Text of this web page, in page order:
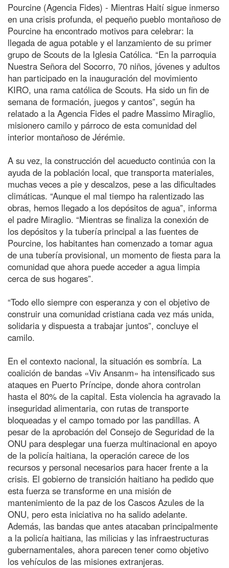
Pourcine (Agencia Fides) - Mientras Haití sigue inmerso
en una crisis profunda, el pequeño pueblo montañoso de
Pourcine ha encontrado motivos para celebrar: la
llegada de agua potable y el lanzamiento de su primer
grupo de Scouts de la Iglesia Católica. “En la parroquia
Nuestra Señora del Socorro, 70 niños, jóvenes y adultos
han participado en la inauguración del movimiento
KIRO, una rama católica de Scouts. Ha sido un fin de
semana de formación, juegos y cantos”, según ha
relatado a la Agencia Fides el padre Massimo Miraglio,
misionero camilo y párroco de esta comunidad del
interior montañoso de Jérémie.
A su vez, la construcción del acueducto continúa con la
ayuda de la población local, que transporta materiales,
muchas veces a pie y descalzos, pese a las dificultades
climáticas. “Aunque el mal tiempo ha ralentizado las
obras, hemos llegado a los depósitos de agua”, informa
el padre Miraglio. “Mientras se finaliza la conexión de
los depósitos y la tubería principal a las fuentes de
Pourcine, los habitantes han comenzado a tomar agua
de una tubería provisional, un momento de fiesta para la
comunidad que ahora puede acceder a agua limpia
cerca de sus hogares”.
“Todo ello siempre con esperanza y con el objetivo de
construir una comunidad cristiana cada vez más unida,
solidaria y dispuesta a trabajar juntos”, concluye el
camilo.
En el contexto nacional, la situación es sombría. La
coalición de bandas «Viv Ansanm» ha intensificado sus
ataques en Puerto Príncipe, donde ahora controlan
hasta el 80% de la capital. Esta violencia ha agravado la
inseguridad alimentaria, con rutas de transporte
bloqueadas y el campo tomado por las pandillas. A
pesar de la aprobación del Consejo de Seguridad de la
ONU para desplegar una fuerza multinacional en apoyo
de la policía haitiana, la operación carece de los
recursos y personal necesarios para hacer frente a la
crisis. El gobierno de transición haitiano ha pedido que
esta fuerza se transforme en una misión de
mantenimiento de la paz de los Cascos Azules de la
ONU, pero esta iniciativa no ha salido adelante.
Además, las bandas que antes atacaban principalmente
a la policía haitiana, las milicias y las infraestructuras
gubernamentales, ahora parecen tener como objetivo
los vehículos de las misiones extranjeras.